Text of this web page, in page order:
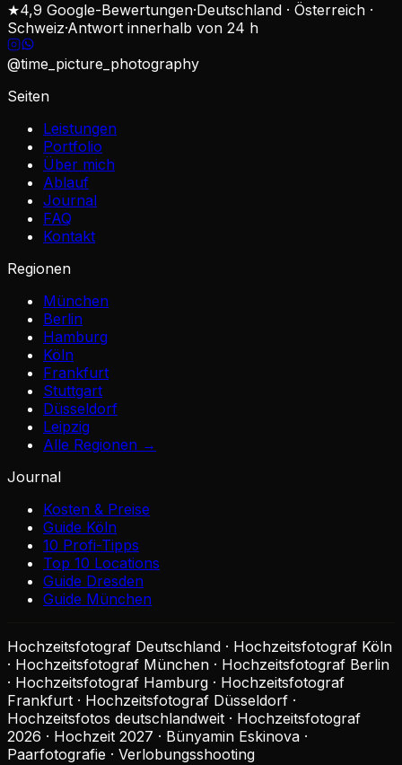
★4,9 Google-Bewertungen·Deutschland · Österreich ·
Schweiz·Antwort innerhalb von 24 h
@time_picture_photography
Seiten
Leistungen
Portfolio
Über mich
Ablauf
Journal
FAQ
Kontakt
Regionen
München
Berlin
Hamburg
Köln
Frankfurt
Stuttgart
Düsseldorf
Leipzig
Alle Regionen →
Journal
Kosten & Preise
Guide Köln
10 Profi-Tipps
Top 10 Locations
Guide Dresden
Guide München
Hochzeitsfotograf Deutschland · Hochzeitsfotograf Köln
· Hochzeitsfotograf München · Hochzeitsfotograf Berlin
· Hochzeitsfotograf Hamburg · Hochzeitsfotograf
Frankfurt · Hochzeitsfotograf Düsseldorf ·
Hochzeitsfotos deutschlandweit · Hochzeitsfotograf
2026 · Hochzeit 2027 · Bünyamin Eskinova ·
Paarfotografie · Verlobungsshooting